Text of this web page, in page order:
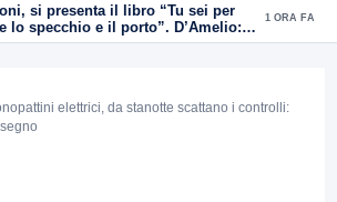
si presenta il libro “Tu sei per
lo specchio e il porto”. D’Amelio:
un seme d’impegno futuro
1 ORA FA
elettrici, da stanotte scattano i controlli: